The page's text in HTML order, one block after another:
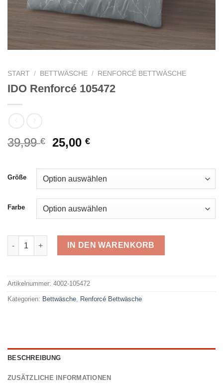
START / BETTWÄSCHE / RENFORCÉ BETTWÄSCHE
IDO Renforcé 105472
39,99€
Ursprünglicher
war:
39,99 €
25,00€Aktueller
ist:
25,00 €.
Größe
Farbe
IDO Renforcé 105472 Menge
IN DEN WARENKORB
Artikelnummer: 4002-105472
Kategorien: Bettwäsche Renforcé Bettwäsche
BESCHREIBUNG
ZUSÄTZLICHE INFORMATIONEN